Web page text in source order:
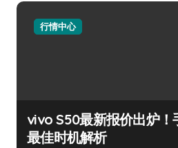
行情中心
vivo S50最新报价出炉！
最佳时机解析